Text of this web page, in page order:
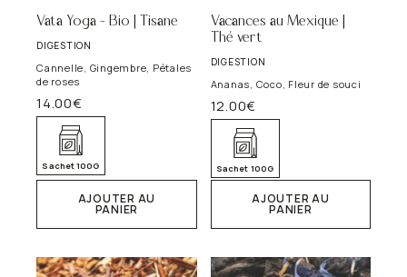
Vata Yoga – Bio | Tisane
DIGESTION
Cannelle, Gingembre, Pétales
de roses
14.00€
Sachet 100G
AJOUTER AU
PANIER
Vacances au Mexique |
Thé vert
DIGESTION
Ananas, Coco, Fleur de souci
12.00€
Sachet 100G
AJOUTER AU
PANIER